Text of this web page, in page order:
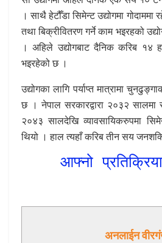
। साथै हेटौँडा सिमेन्ट उद्योगमा गोदाममा
तथा बिक्रीवितरण गर्ने काम भइरहको
। अहिले उद्योगबाट दैनिक करिब १४
भइरहेको छ ।
उद्योगका लागि पर्याप्त मात्रामा
छ । नेपाल सरकारद्वारा २०३२ सालमा
२०४३ सालदेखि व्यावसायिकरुपमा
थियो । हाल त्यहाँ करिब तीन सय
आफ्नो
अनलाईन